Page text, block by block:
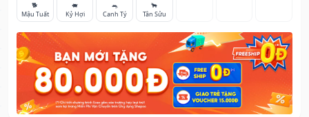
🐕
Mậu Tuất
🐖
Kỷ Hợi
🐀
Canh Tý
🐂
Tân Sửu